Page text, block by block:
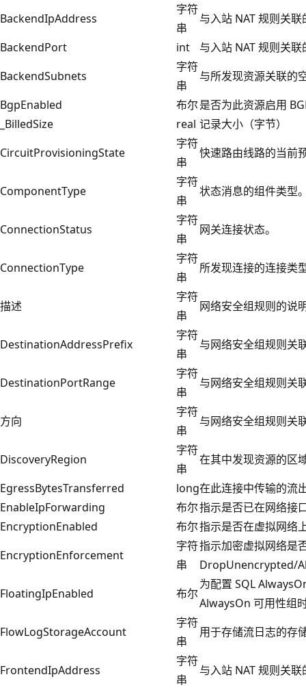
BackendIpAddress
字符
串
与入站 NAT 规则关
BackendPort
int
与入站 NAT 规则关
BackendSubnets
字符
串
与所发现资源关联的
BgpEnabled
布尔是否为此资源启用
_BilledSize
real 记录大小（字节）
CircuitProvisioningState
字符
串
快速路由线路的当前
ComponentType
字符
串
状态消息的组件类型
ConnectionStatus
字符
串
网关连接状态。
ConnectionType
字符
串
所发现连接的连接类
描述
字符
串
网络安全组规则的说
DestinationAddressPrefix
字符
串
与网络安全组规则关
DestinationPortRange
字符
串
与网络安全组规则关
方向
字符
串
与网络安全组规则关
DiscoveryRegion
字符
串
在其中发现资源的区
EgressBytesTransferred
long在此连接中传输的流
EnableIpForwarding
布尔指示是否已在网络接
EncryptionEnabled
布尔指示是否在虚拟网络
EncryptionEnforcement
字符
串
指示加密虚拟网络是
DropUnencrypted/
FloatingIpEnabled
布尔
为配置 SQL
AlwaysOn 可用性组
FlowLogStorageAccount
字符
串
用于存储流日志的存
FrontendIpAddress
字符
串
与入站 NAT 规则关